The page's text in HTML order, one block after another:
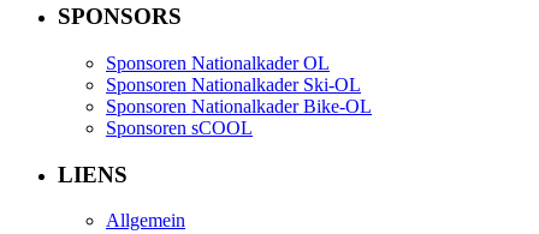
SPONSORS
Sponsoren Nationalkader OL
Sponsoren Nationalkader Ski-OL
Sponsoren Nationalkader Bike-OL
Sponsoren sCOOL
LIENS
Allgemein